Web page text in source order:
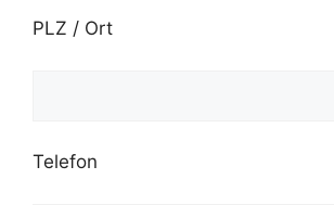
PLZ / Ort
Telefon